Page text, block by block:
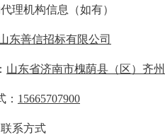
机构信息（如有）
东善信招标有限公司
山东省济南市槐荫县（区）齐
15665707900
系方式